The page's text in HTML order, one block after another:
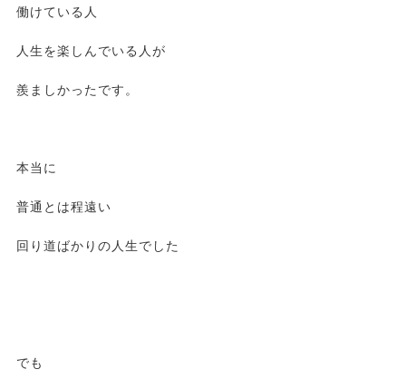
働けている人
人生を楽しんでいる人が
羨ましかったです。
本当に
普通とは程遠い
回り道ばかりの人生でした
でも